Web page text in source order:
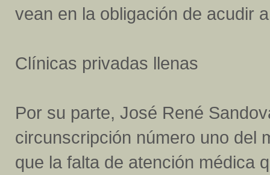
vean en la obligación de acudir
Clínicas privadas llenas
Por su parte, José René
circunscripción número uno del
que la falta de atención médica